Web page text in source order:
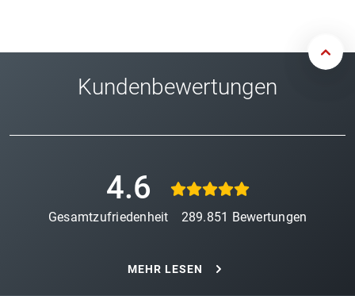
Kundenbewertungen
4.6
Gesamtzufriedenheit 289.851 Bewertungen
MEHR LESEN